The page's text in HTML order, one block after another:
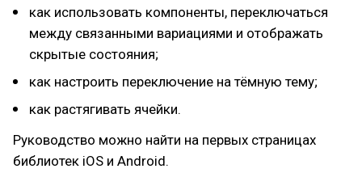
как использовать компоненты, переключаться
между связанными вариациями и отображать
скрытые состояния;
как настроить переключение на тёмную тему;
как растягивать ячейки.
Руководство можно найти на первых страницах
библиотек iOS и Android.